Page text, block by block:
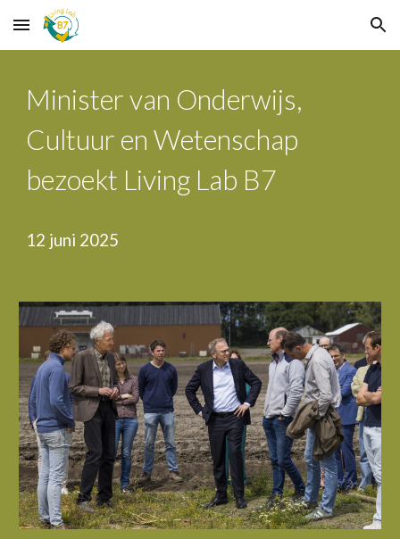
Skip to main content Skip to navigation
Minister van Onderwijs,
Cultuur en Wetenschap
bezoekt Living Lab B7
12 juni 2025